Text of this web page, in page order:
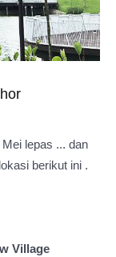
lepas ... dan
berikut ini .
Village